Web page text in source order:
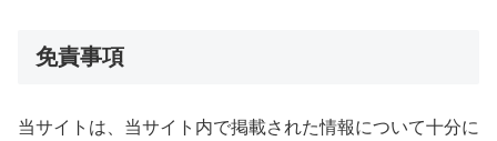
免責事項
当サイトは、当サイト内で掲載された情報について十分に